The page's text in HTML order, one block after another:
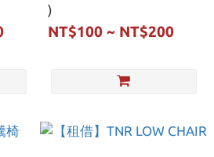
)
NT$100 ~ NT$200